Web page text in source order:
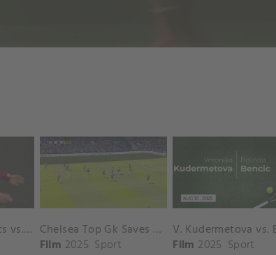
Liverpool Top Shots vs. Fulham
Chelsea Top Gk Saves vs. Crystal Palace
Film 2025 Sport
Film 2025 Sport